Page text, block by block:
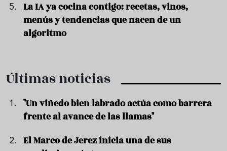
La IA ya cocina contigo: recetas, vinos,
menús y tendencias que nacen de un
algoritmo
Últimas noticias
"Un viñedo bien labrado actúa como barrera
frente al avance de las llamas"
El Marco de Jerez inicia una de sus